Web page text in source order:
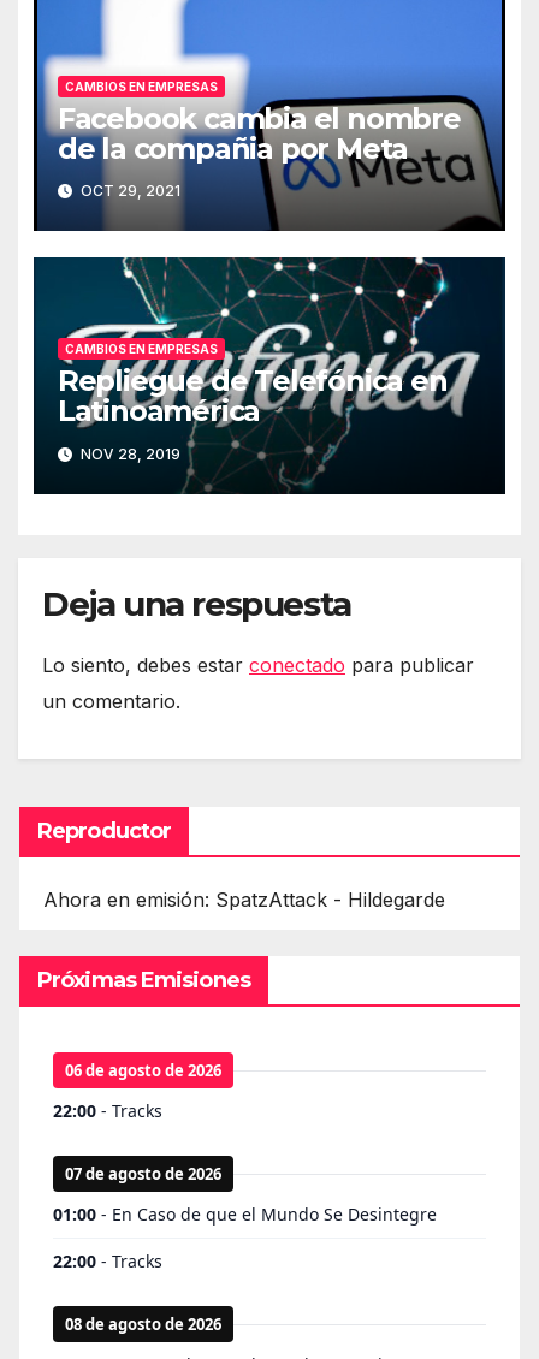
CAMBIOS EN EMPRESAS
Facebook cambia el nombre
de la compañia por Meta
OCT 29, 2021
CAMBIOS EN EMPRESAS
Repliegue de Telefónica en
Latinoamérica
NOV 28, 2019
Deja una respuesta
Lo siento, debes estar conectado para publicar
un comentario.
Reproductor
Ahora en emisión: SpatzAttack - Hildegarde
Próximas Emisiones